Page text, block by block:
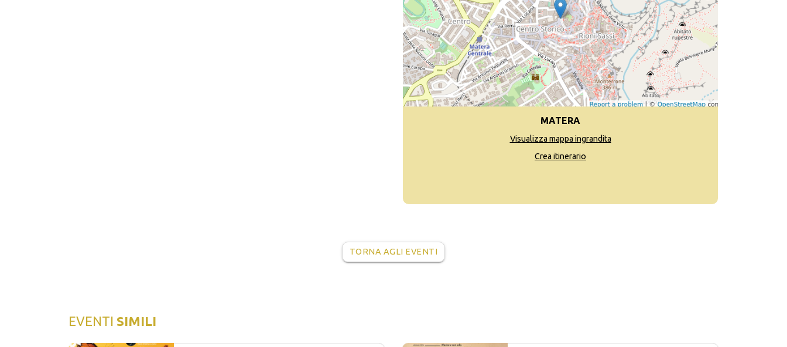
MATERA
Visualizza mappa ingrandita
Crea itinerario
TORNA AGLI EVENTI
EVENTI SIMILI